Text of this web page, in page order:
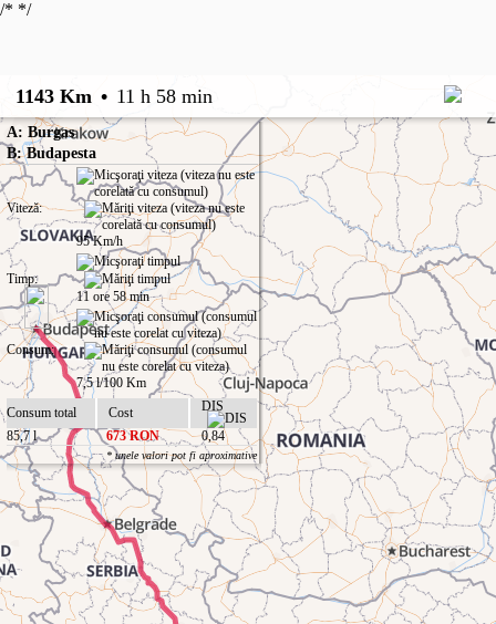
/* */
1143 Km • 11 h 58 min
A: Burgas
B: Budapesta
Viteză:
95 Km/h
Timp:
11 ore 58 min
Consum:
7,5 l/100 Km
Consum total
Cost
DIS
85,7 l
673 RON 0,84
* unele valori pot fi aproximative